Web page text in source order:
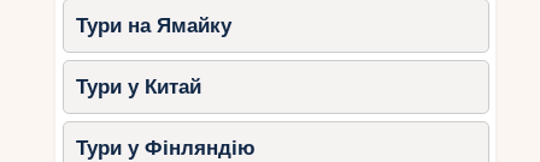
Тури на Ямайку
Тури у Китай
Тури у Фінляндію